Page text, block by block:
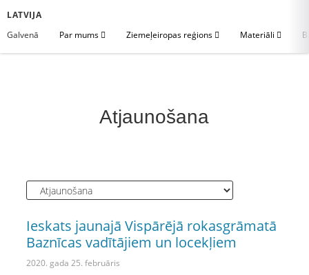
LATVIJA
Galvenā
Par mums Ziemeļeiropas reģions Materiāli
Atjaunošana
Ieskats jaunajā Vispārējā rokasgrāmatā
Baznīcas vadītājiem un locekļiem
2020. gada 25. februāris